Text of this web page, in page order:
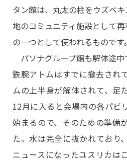
タン館は、丸太の柱をウズベ
地のコミュニティ施設として
の一つとして使われるものです。
パソナグループ館も解体途
鉄腕アトムはすでに撤去され
ムの上半身が解体されて、足
12月に入ると会場内の各パビ
始まるので、そのための準備
た。水は完全に抜かれており
ニュースになったユスリカは